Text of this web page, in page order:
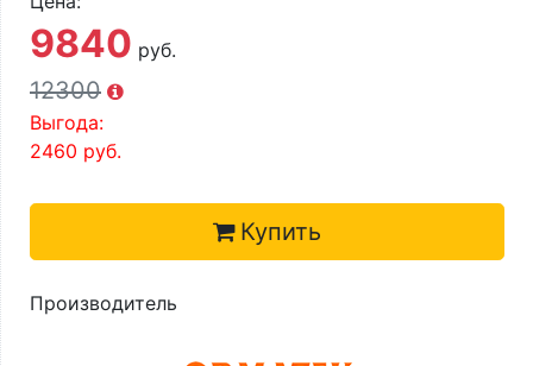
9840 руб.
12300
Выгода:
2460 руб.
Купить
Производитель